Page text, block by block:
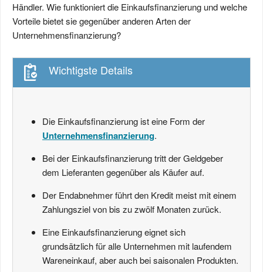
Händler. Wie funktioniert die Einkaufsfinanzierung und welche
Vorteile bietet sie gegenüber anderen Arten der
Unternehmensfinanzierung?
Wichtigste Details
Die Einkaufsfinanzierung ist eine Form der
Unternehmensfinanzierung.
Bei der Einkaufsfinanzierung tritt der Geldgeber
dem Lieferanten gegenüber als Käufer auf.
Der Endabnehmer führt den Kredit meist mit einem
Zahlungsziel von bis zu zwölf Monaten zurück.
Eine Einkaufsfinanzierung eignet sich
grundsätzlich für alle Unternehmen mit laufendem
Wareneinkauf, aber auch bei saisonalen Produkten.